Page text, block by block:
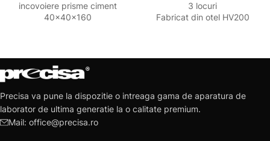
incovoiere prisme ciment
40x40x160
3 locuri
Fabricat din otel HV200
Precisa va pune la dispozitie o intreaga gama de aparatura de
laborator de ultima generatie la o calitate premium.
Mail: office@precisa.ro